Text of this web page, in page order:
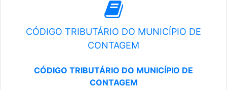
CÓDIGO TRIBUTÁRIO DO MUNICÍPIO DE
CONTAGEM
CÓDIGO TRIBUTÁRIO DO MUNICÍPIO DE
CONTAGEM